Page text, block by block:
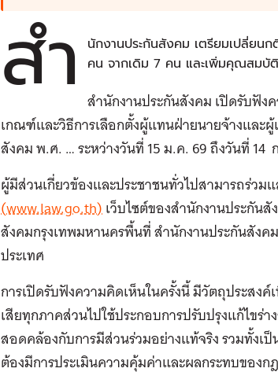
สำ
นักงานประกันสังคม เตรียมเปลี่ยน
คน จากเดิม 7 คน และเพิ่มคุณสมบั
สำนักงานประกันสังคม เปิดรับฟัง
เกณฑ์และวิธีการเลือกตั้งผู้แทนฝ่ายนายจ้างและ
สังคม พ.ศ. … ระหว่างวันที่ 15 ม.ค. 69 ถึงวันที่ 14
ผู้มีส่วนเกี่ยวข้องและประชาชนทั่วไปสามารถร่วม
(www.law.go.th)เว็บไซต์ของสำนักงานประกัน
สังคมกรุงเทพมหานครพื้นที่ สำนักงานประกันสัง
ประเทศ
การเปิดรับฟังความคิดเห็นในครั้งนี้ มีวัตถุประส
เสียทุกภาคส่วนไปใช้ประกอบการปรับปรุงแก้ไขร่
สอดคล้องกับการมีส่วนร่วมอย่างแท้จริง รวมทั้ง
ต้องมีการประเมินความคุ้มค่าและผลกระทบของ